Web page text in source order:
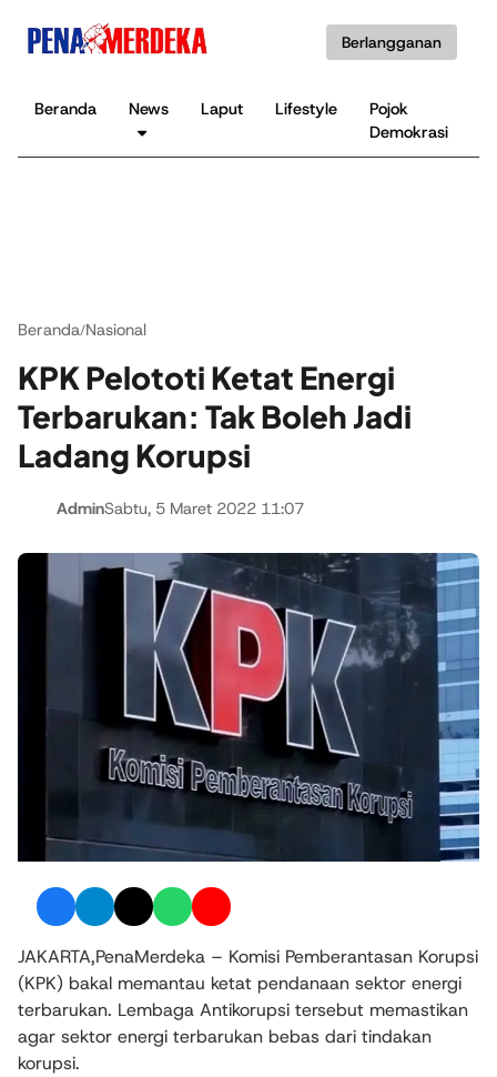
Berlangganan
Beranda News Laput Lifestyle
Pojok
Demokrasi
Beranda/Nasional
KPK Pelototi Ketat Energi
Terbarukan: Tak Boleh Jadi
Ladang Korupsi
AdminSabtu, 5 Maret 2022 11:07
JAKARTA,PenaMerdeka – Komisi Pemberantasan Korupsi
(KPK) bakal memantau ketat pendanaan sektor energi
terbarukan. Lembaga Antikorupsi tersebut memastikan
agar sektor energi terbarukan bebas dari tindakan
korupsi.